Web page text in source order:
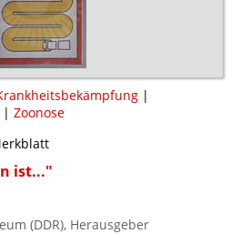
|
| Zoonose
ist..."
(DDR), Herausgeber